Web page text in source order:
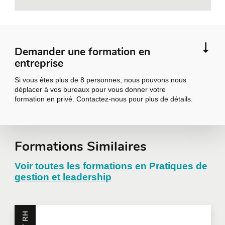
Échange en petit groupe et retour en
grand groupe, pour consolider les
apprentissages et les expériences
depuis les jours 1 et 2.
Quels sont les bénéfices?
Comment faire une séance de
codéveloppement?
Demander une formation en
entreprise
Si vous êtes plus de 8 personnes, nous pouvons nous
déplacer à vos bureaux pour vous donner votre
formation en privé. Contactez-nous pour plus de détails.
Demander une
formation en
entreprise
Formations Similaires
Voir toutes les formations en Pratiques de
gestion et leadership